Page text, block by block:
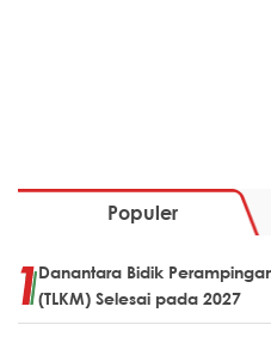
Populer
Danantara Bidik
(TLKM) Selesai pada 2027